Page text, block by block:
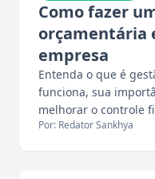
Como fazer
orçamentária
empresa
Entenda o que é
funciona, sua
melhorar o controle
Por: Redator Sankhya